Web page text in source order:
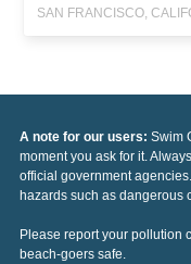
SAN FRANCISCO,
A note for our users: Swim
moment you ask for it.
official government
hazards such as dangerous
Please report your pollution
beach-goers safe.